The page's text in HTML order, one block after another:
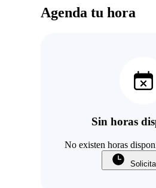
Agenda tu hora
Sin horas
No existen horas